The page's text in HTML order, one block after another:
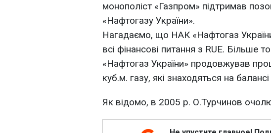
монополіст «Газпром» підтримав
«Нафтогазу України».
Нагадаємо, що НАК «Нафтогаз
всі фінансові питання з RUE. Більше
«Нафтогаз України» продовжував
куб.м. газу, які знаходяться на балансі
Як відомо, в 2005 р. О.Турчинов